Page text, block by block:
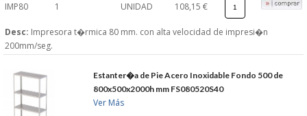
IMP80 1 UNIDAD 108,15 €
Desc: Impresora t�rmica 80 mm. con alta velocidad de impresi�n
200mm/seg.
Estanter�a de Pie Acero Inoxidable Fondo 500 de
800x500x2000h mm FS080520S40
Ver Más